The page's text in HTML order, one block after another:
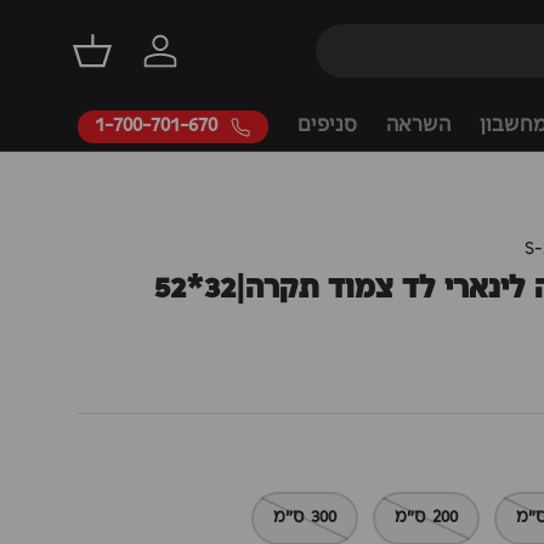
דילוג
התחברותסל קניות
השראה סניפים 1-700-701-670
לד צמוד תקרה|32*52
200 ס"מ 300 ס"מ